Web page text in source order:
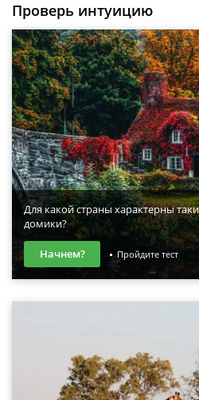
Проверь интуицию
Для какой страны характерны
домики?
Начнем? Пройдите тест